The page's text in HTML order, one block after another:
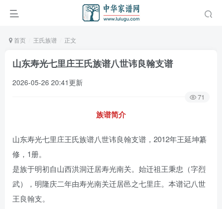
首页 王氏族谱 正文
山东寿光七里庄王氏族谱八世讳良翰支谱
2026-05-26 20:41更新
71
族谱简介
山东寿光七里庄王氏族谱八世讳良翰支谱，2012年王延坤纂
修，1册。
是族于明初自山西洪洞迁居寿光南关。始迁祖王秉忠（字烈
武），明隆庆二年由寿光南关迁居邑之七里庄。本谱记八世
王良翰支。